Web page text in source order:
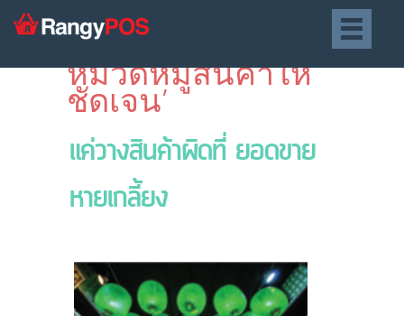
Posts tagged ‘แยก
หมวดหมู่สินค้าให้
ชัดเจน’
แค่วางสินค้าผิดที่ ยอดขาย
หายเกลี้ยง